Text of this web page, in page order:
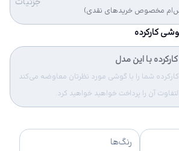
مخصوص خریدهای نقدی)
کارکرده
با این مدل
شما را با گوشی مورد نظرتان معاوضه می‌کند
آن را پرداخت خواهید خواهید کرد.
رنگ‌ها